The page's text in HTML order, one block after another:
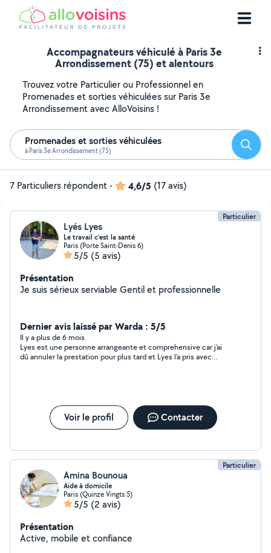
Accompagnateurs véhiculé à Paris 3e
Arrondissement (75) et alentours
Trouvez votre Particulier ou Professionnel en
Promenades et sorties véhiculées sur Paris 3e
Arrondissement avec AlloVoisins !
Promenades et sorties véhiculées
à Paris 3e Arrondissement (75)
7 Particuliers répondent- 4,6/5 (17 avis)
Particulier
Lyés Lyes
Le travail c’est la santé
Paris (Porte Saint-Denis 6)
5/5 (5 avis)
Présentation
Je suis sérieux serviable Gentil et professionnelle
Dernier avis laissé par Warda : 5/5
Il y a plus de 6 mois
Lyes est une personne arrangeante et comprehensive car j'ai
dû annuler la prestation pour plus tard et Lyes l'a pris avec
Voir le profil Contacter
Particulier
Amina Bounoua
Aide à domicile
Paris (Quinze Vingts 5)
5/5 (2 avis)
Présentation
Active, mobile et confiance